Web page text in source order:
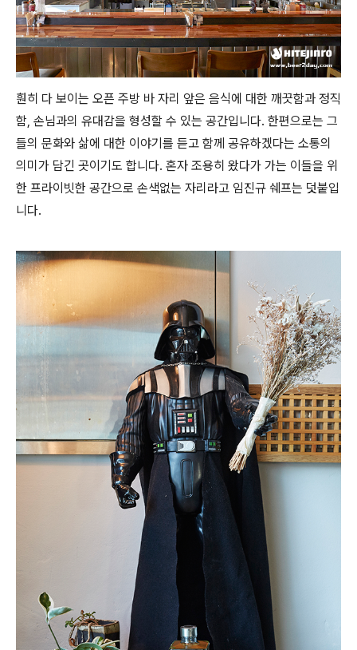
훤히 다 보이는 오픈 주방 바 자리 앞은 음식에 대한 깨끗함과 정직
함, 손님과의 유대감을 형성할 수 있는 공간입니다. 한편으로는 그
들의 문화와 삶에 대한 이야기를 듣고 함께 공유하겠다는 소통의
의미가 담긴 곳이기도 합니다. 혼자 조용히 왔다가 가는 이들을 위
한 프라이빗한 공간으로 손색없는 자리라고 임진규 쉐프는 덧붙입
니다.